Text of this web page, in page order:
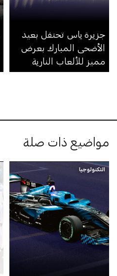
جزيرة ياس تحتفل بعيد
الأضحى المبارك بعرض
مميز للألعاب النارية
مواضيع ذات صلة
التكنولوجيا